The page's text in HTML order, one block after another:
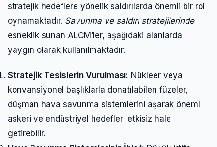
stratejik hedeflere yönelik saldırılarda önemli bir rol
oynamaktadır. Savunma ve saldırı stratejilerinde
esneklik sunan ALCM’ler, aşağıdaki alanlarda
yaygın olarak kullanılmaktadır:
Stratejik Tesislerin Vurulması: Nükleer veya
konvansiyonel başlıklarla donatılabilen füzeler,
düşman hava savunma sistemlerini aşarak önemli
askeri ve endüstriyel hedefleri etkisiz hale
getirebilir.